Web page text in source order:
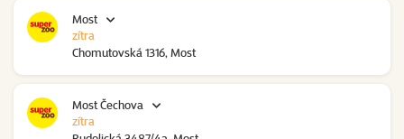
Most
Chomutovská 1316, Most
zítra
Most Čechova
zítra